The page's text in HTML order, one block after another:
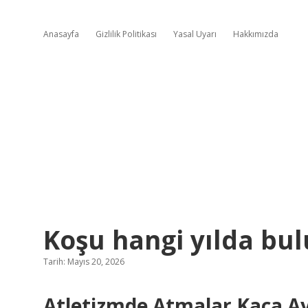
Anasayfa Gizlilik Politikası Yasal Uyarı Hakkımızda
Koşu hangi yılda
Tarih: Mayıs 20, 2026